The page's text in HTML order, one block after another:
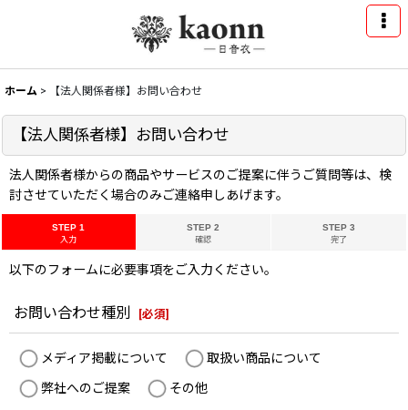
ホーム > 【法人関係者様】お問い合わせ
【法人関係者様】お問い合わせ
法人関係者様からの商品やサービスのご提案に伴うご質問等は、検
討させていただく場合のみご連絡申しあげます。
STEP 1
入力
STEP 2
確認
STEP 3
完了
以下のフォームに必要事項をご入力ください。
お問い合わせ種別 [必須]
メディア掲載について 取扱い商品について
弊社へのご提案 その他